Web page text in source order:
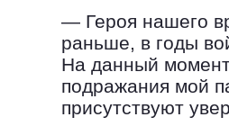
— Героя нашего
раньше, в годы
На данный
подражания мой
присутствуют